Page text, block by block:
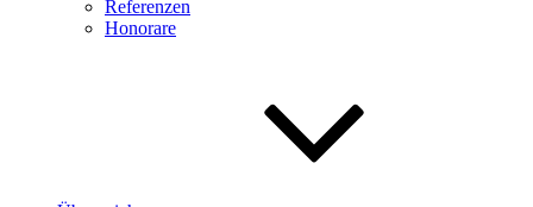
Referenzen
Honorare